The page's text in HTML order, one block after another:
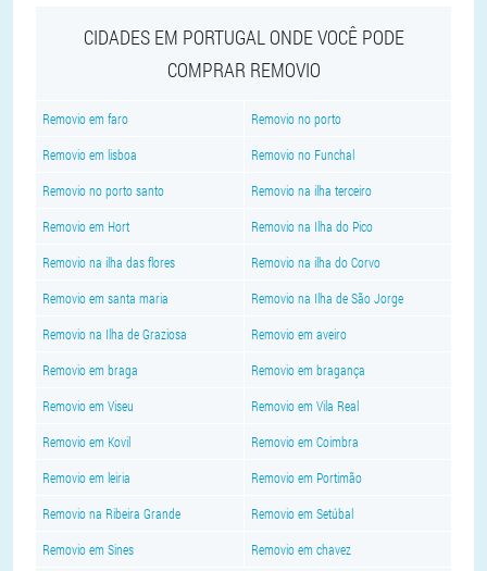
CIDADES EM PORTUGAL ONDE VOCÊ PODE
COMPRAR REMOVIO
Removio em faro Removio no porto
Removio em lisboa Removio no Funchal
Removio no porto santo Removio na ilha terceiro
Removio em Hort Removio na Ilha do Pico
Removio na ilha das flores Removio na ilha do Corvo
Removio em santa maria Removio na Ilha de São Jorge
Removio na Ilha de Graziosa Removio em aveiro
Removio em braga Removio em bragança
Removio em Viseu Removio em Vila Real
Removio em Kovil Removio em Coimbra
Removio em leiria Removio em Portimão
Removio na Ribeira Grande Removio em Setúbal
Removio em Sines Removio em chavez